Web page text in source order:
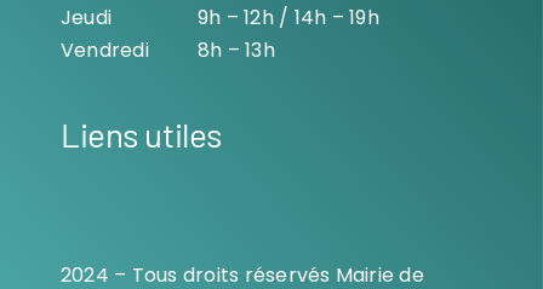
Jeudi
9h – 12h / 14h – 19h
Vendredi
8h – 13h
Liens utiles
2024 – Tous droits réservés Mairie de